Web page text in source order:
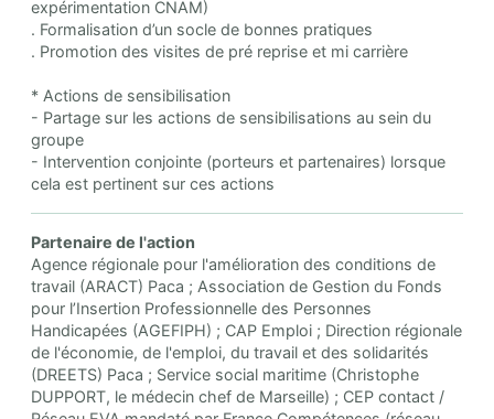
expérimentation CNAM)
. Formalisation d’un socle de bonnes pratiques
. Promotion des visites de pré reprise et mi carrière
* Actions de sensibilisation
- Partage sur les actions de sensibilisations au sein du
groupe
- Intervention conjointe (porteurs et partenaires) lorsque
cela est pertinent sur ces actions
Partenaire de l'action
Agence régionale pour l'amélioration des conditions de
travail (ARACT) Paca ; Association de Gestion du Fonds
pour l’Insertion Professionnelle des Personnes
Handicapées (AGEFIPH) ; CAP Emploi ; Direction régionale
de l'économie, de l'emploi, du travail et des solidarités
(DREETS) Paca ; Service social maritime (Christophe
DUPPORT, le médecin chef de Marseille) ; CEP contact /